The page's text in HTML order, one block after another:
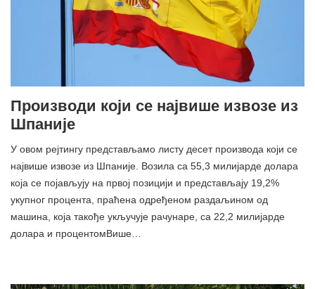
Производи који се највише извозе из
Шпаније
У овом рејтингу представљамо листу десет производа који се
највише извозе из Шпаније. Возила са 55,3 милијарде долара
која се појављују на првој позицији и представљају 19,2%
укупног процента, праћена одређеном раздаљином од
машина, која такође укључује рачунаре, са 22,2 милијарде
долара и процентомВише…